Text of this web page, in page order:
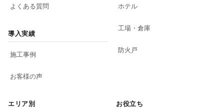
よくある質問
導入実績
施工事例
お客様の声
ホテル
工場・倉庫
防火戸
エリア別 お役立ち